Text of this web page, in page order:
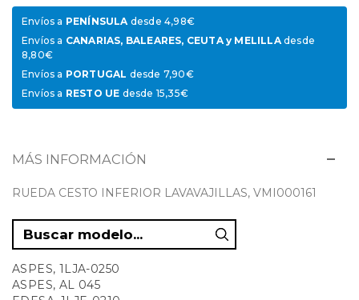
Envíos a PENÍNSULAdesde 4,98€
Envíos a CANARIAS, BALEARES, CEUTA y MELILLAdesde
8,80€
Envíos a PORTUGAL desde 7,90€
Envíos a RESTO UE desde 15,35€
MÁS INFORMACIÓN
RUEDA CESTO INFERIOR LAVAVAJILLAS, VMI000161
ASPES, 1LJA-0250
ASPES, AL 045